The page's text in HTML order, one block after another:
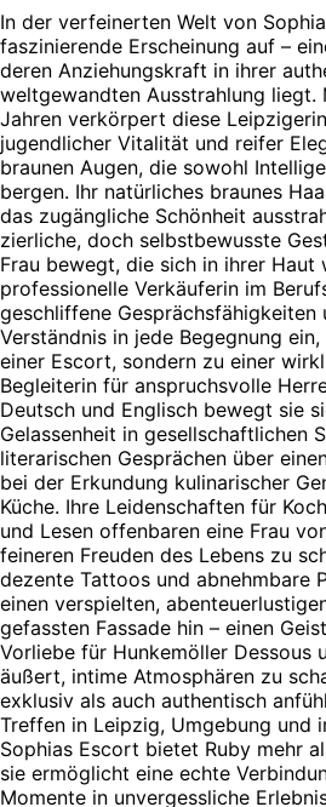
In der verfeinerten Welt von
faszinierende Erscheinung auf –
deren Anziehungskraft in ihrer
weltgewandten Ausstrahlung liegt.
Jahren verkörpert diese
jugendlicher Vitalität und reifer
braunen Augen, die sowohl
bergen. Ihr natürliches braunes
das zugängliche Schönheit
zierliche, doch selbstbewusste
Frau bewegt, die sich in ihrer Haut
professionelle Verkäuferin im
geschliffene Gesprächsfähigkeiten
Verständnis in jede Begegnung
einer Escort, sondern zu einer
Begleiterin für anspruchsvolle
Deutsch und Englisch bewegt sie
Gelassenheit in gesellschaftlichen
literarischen Gesprächen über
bei der Erkundung kulinarischer
Küche. Ihre Leidenschaften für
und Lesen offenbaren eine Frau
feineren Freuden des Lebens zu
dezente Tattoos und abnehmbare
einen verspielten,
gefassten Fassade hin – einen
Vorliebe für Hunkemöller Dessous
äußert, intime Atmosphären zu
exklusiv als auch authentisch
Treffen in Leipzig, Umgebung und
Sophias Escort bietet Ruby mehr
sie ermöglicht eine echte
Momente in unvergessliche